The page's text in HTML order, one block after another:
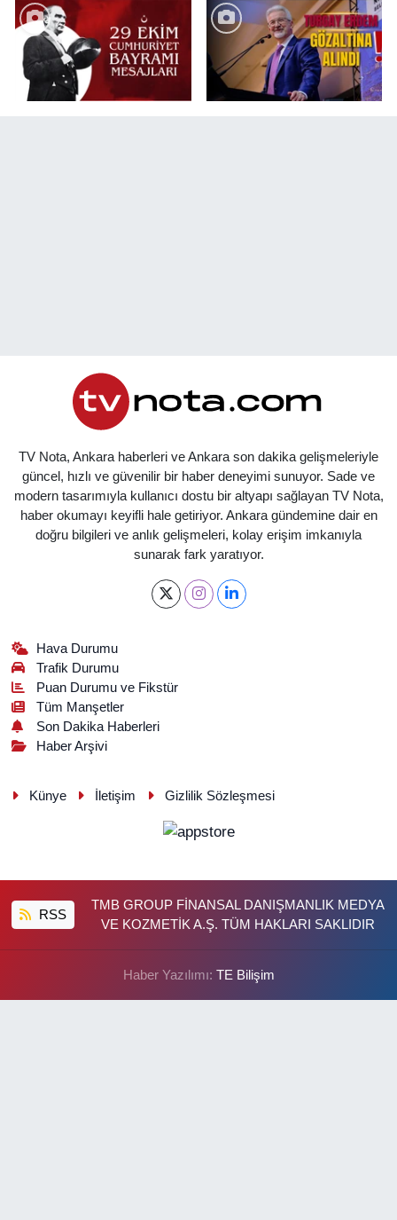
TV Nota, Ankara haberleri ve Ankara son dakika gelişmeleriyle
güncel, hızlı ve güvenilir bir haber deneyimi sunuyor. Sade ve
modern tasarımıyla kullanıcı dostu bir altyapı sağlayan TV Nota,
haber okumayı keyifli hale getiriyor. Ankara gündemine dair en
doğru bilgileri ve anlık gelişmeleri, kolay erişim imkanıyla
sunarak fark yaratıyor.
Hava Durumu
Trafik Durumu
Puan Durumu ve Fikstür
Tüm Manşetler
Son Dakika Haberleri
Haber Arşivi
Künye İletişim Gizlilik Sözleşmesi
RSS
TMB GROUP FİNANSAL DANIŞMANLIK MEDYA
VE KOZMETİK A.Ş. TÜM HAKLARI SAKLIDIR
Haber Yazılımı: TE Bilişim